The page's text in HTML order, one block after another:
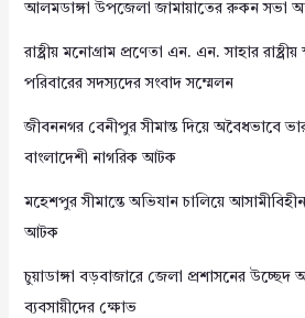
আলমডাঙ্গা উপজেলা জামায়াতের রুকন সভা
রাষ্ট্রীয় মনোগ্রাম প্রণেতা এন. এন. সাহার
পরিবারের সদস্যদের সংবাদ সম্মেলন
জীবননগর বেনীপুর সীমান্ত দিয়ে অবৈধভাবে
বাংলাদেশী নাগরিক আটক
মহেশপুর সীমান্তে অভিযান চালিয়ে
আটক
চুয়াডাঙ্গা বড়বাজারে জেলা প্রশাসনের উচ্ছেদ
ব্যবসায়ীদের ক্ষোভ